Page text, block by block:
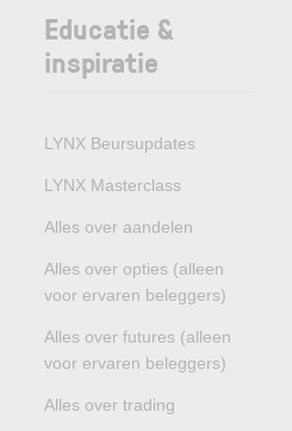
Educatie &
inspiratie
LYNX Beursupdates
LYNX Masterclass
Alles over aandelen
Alles over opties (alleen
voor ervaren beleggers)
Alles over futures (alleen
voor ervaren beleggers)
Alles over trading